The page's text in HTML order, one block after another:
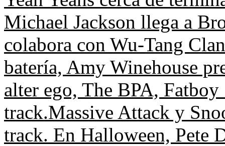
Michael Jackson llega a
colabora con Wu-Tang
batería, Amy Winehouse
alter ego, The BPA,
track.Massive Attack y
track. En Halloween, Pete